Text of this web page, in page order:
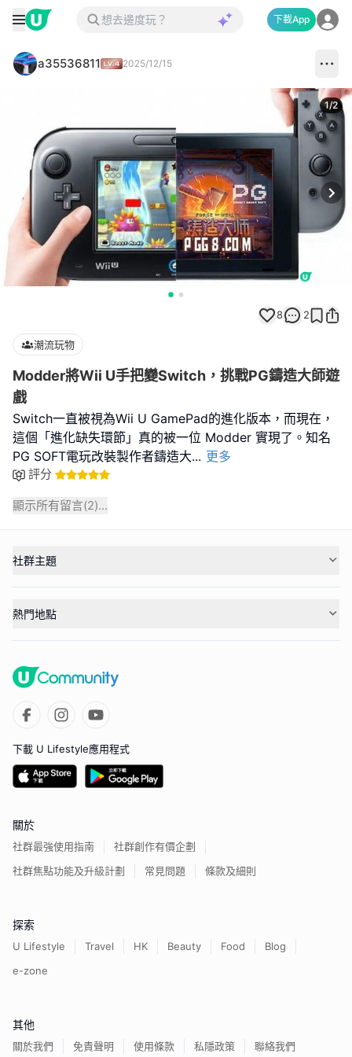
下載App
a35536811 2025/12/15
1/2
8 2
潮流玩物
Modder將Wii U手把變Switch，挑戰PG鑄造大師遊
戲
Switch一直被視為Wii U GamePad的進化版本，而現在，
這個「進化缺失環節」真的被一位 Modder 實現了。知名
PG SOFT電玩改裝製作者鑄造大... 更多
評分
顯示所有留言(2)...
社群主題
熱門地點
下載 U Lifestyle應用程式
關於
社群最強使用指南
社群創作有價企劃
社群焦點功能及升級計劃
常見問題 條款及細則
探索
U Lifestyle Travel HK Beauty Food
Blog
e-zone
其他
關於我們 免責聲明 使用條款 私隱政策 聯絡我們